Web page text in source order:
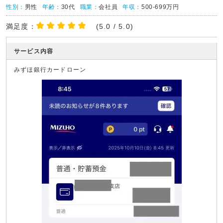
性別： 男性 年齢： 30代 職業：会社員 年収：500-699万円
満足度： (5.0 / 5.0)
サービス内容
みずほ銀行カードローン